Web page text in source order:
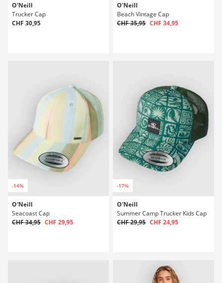
O'Neill
Trucker Cap
CHF 30,95
O'Neill
Beach Vintage Cap
CHF 35,95 CHF 34,95
-14%
O'Neill
Seacoast Cap
CHF 34,95 CHF 29,95
-17%
O'Neill
Summer Camp Trucker Kids Cap
CHF 29,95 CHF 24,95